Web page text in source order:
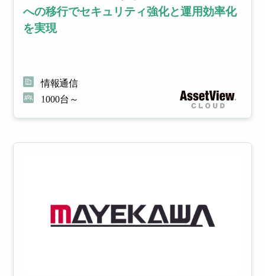
への移行でセキュリティ強化と運用効率化
を実現
情報通信
1000台～